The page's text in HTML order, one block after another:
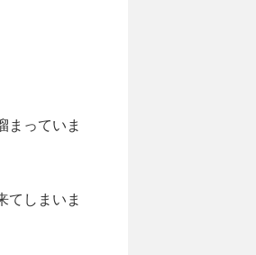
まっていま
てしまいま